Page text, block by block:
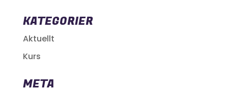
KATEGORIER
Aktuellt
Kurs
META